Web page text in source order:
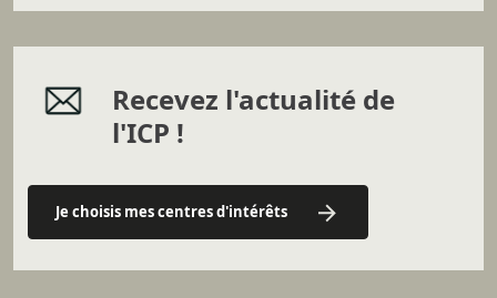
Recevez l'actualité de
l'ICP !
Je choisis mes centres d'intérêts